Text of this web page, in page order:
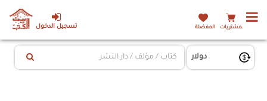
تسجيل الدخول المشتريات المفضلة